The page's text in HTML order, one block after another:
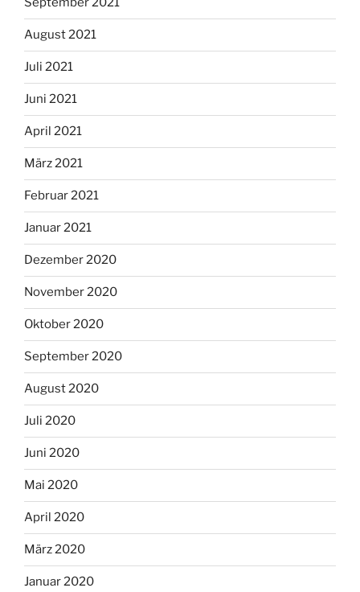
August 2021
Juli 2021
Juni 2021
April 2021
März 2021
Februar 2021
Januar 2021
Dezember 2020
November 2020
Oktober 2020
September 2020
August 2020
Juli 2020
Juni 2020
Mai 2020
April 2020
März 2020
Januar 2020